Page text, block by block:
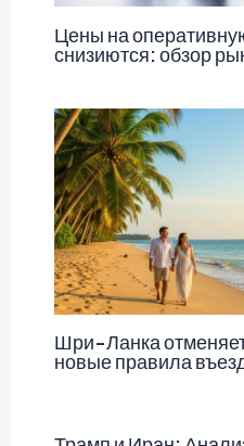
Цены на
снизиются: обзор
Шри-Ланка
новые правила